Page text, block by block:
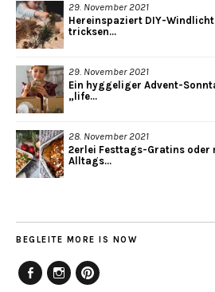
29. November 2021
Hereinspaziert DIY-
tricksen...
29. November 2021
Ein hyggeliger Advent-
„life...
28. November 2021
2erlei Festtags-Gratins oder
Alltags...
BEGLEITE MORE IS NOW